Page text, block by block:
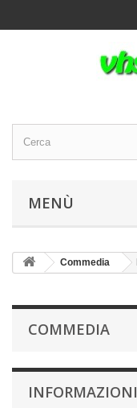
MENÙ
Commedia
COMMEDIA
INFORMAZIONI